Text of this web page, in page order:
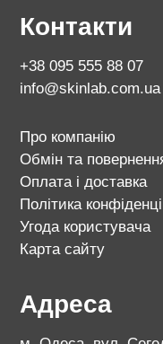
Контакти
+38 095 555 88 07
info@skinlab.com.ua
Про компанію
Обмін та
Оплата і доставка
Політика
Угода користувача
Карта сайту
Адреса